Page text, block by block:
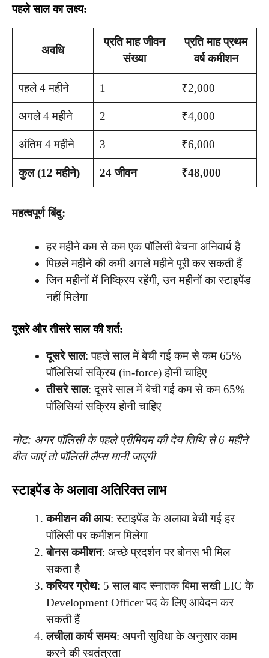
पहले साल का लक्ष्य:
अवधि
प्रति माह जीवन
संख्या
प्रति माह प्रथम
वर्ष कमीशन
पहले 4 महीने 1 ₹2,000
अगले 4 महीने 2 ₹4,000
अंतिम 4 महीने 3 ₹6,000
कुल (12 महीने) 24 जीवन ₹48,000
महत्वपूर्ण बिंदु:
हर महीने कम से कम एक पॉलिसी बेचना अनिवार्य है
पिछले महीने की कमी अगले महीने पूरी कर सकती हैं
जिन महीनों में निष्क्रिय रहेंगी, उन महीनों का स्टाइपेंड
नहीं मिलेगा
दूसरे और तीसरे साल की शर्त:
दूसरे साल: पहले साल में बेची गई कम से कम 65%
पॉलिसियां सक्रिय (in-force) होनी चाहिए
तीसरे साल: दूसरे साल में बेची गई कम से कम 65%
पॉलिसियां सक्रिय होनी चाहिए
नोट: अगर पॉलिसी के पहले प्रीमियम की देय तिथि से 6 महीने
बीत जाएं तो पॉलिसी लैप्स मानी जाएगी
स्टाइपेंड के अलावा अतिरिक्त लाभ
कमीशन की आय: स्टाइपेंड के अलावा बेची गई हर
पॉलिसी पर कमीशन मिलेगा
बोनस कमीशन: अच्छे प्रदर्शन पर बोनस भी मिल
सकता है
करियर ग्रोथ: 5 साल बाद स्नातक बिमा सखी LIC के
Development Officer पद के लिए आवेदन कर
सकती हैं
लचीला कार्य समय: अपनी सुविधा के अनुसार काम
करने की स्वतंत्रता